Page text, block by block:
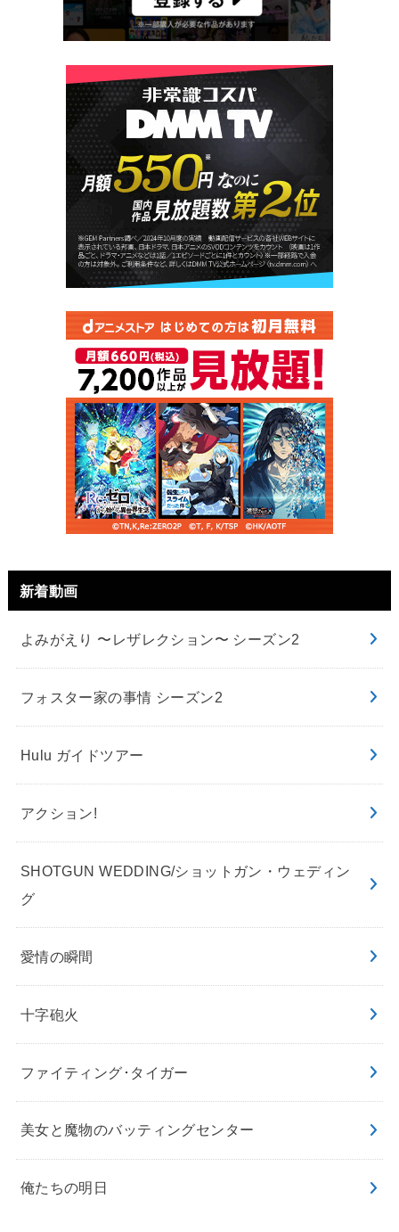
新着動画
よみがえり 〜レザレクション〜 シーズン2
フォスター家の事情 シーズン2
Hulu ガイドツアー
アクション!
SHOTGUN WEDDING/ショットガン・ウェディン
グ
愛情の瞬間
十字砲火
ファイティング･タイガー
美女と魔物のバッティングセンター
俺たちの明日